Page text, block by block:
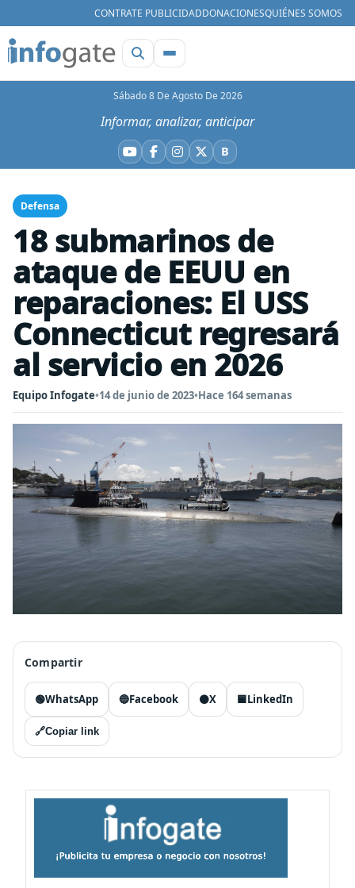
CONTRATE PUBLICIDADDONACIONESQUIÉNES SOMOS
Sábado 8 De Agosto De 2026
Informar, analizar, anticipar
YouTube
Facebook
Instagram
X BBluesky
Defensa
18 submarinos de
ataque de EEUU en
reparaciones: El USS
Connecticut regresará
al servicio en 2026
Equipo Infogate•14 de junio de 2023•Hace 164 semanas
Compartir
🟢WhatsApp 🔵Facebook ⚫X 🟦LinkedIn
🔗Copiar link